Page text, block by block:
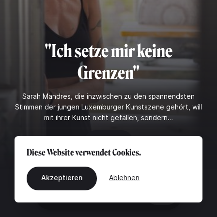
"Ich setze mir keine
Grenzen"
Sarah Mandres, die inzwischen zu den spannendsten
Stimmen der jungen Luxemburger Kunstszene gehört, will
mit ihrer Kunst nicht gefallen, sondern…
Diese Website verwendet Cookies.
Akzeptieren Ablehnen